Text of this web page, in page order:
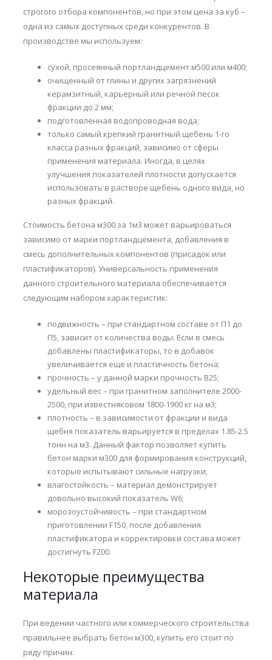
строгого отбора компонентов, но при этом цена за куб –
одна из самых доступных среди конкурентов. В
производстве мы используем:
сухой, просеянный портландцемент м500 или м400;
очищенный от глины и других загрязнений
керамзитный, карьерный или речной песок
фракции до 2 мм;
подготовленная водопроводная вода;
только самый крепкий гранитный щебень 1-го
класса разных фракций, зависимо от сферы
применения материала. Иногда, в целях
улучшения показателей плотности допускается
использовать в растворе щебень одного вида, но
разных фракций.
Стоимость бетона м300 за 1м3 может варьироваться
зависимо от марки портландцемента, добавления в
смесь дополнительных компонентов (присадок или
пластификаторов). Универсальность применения
данного строительного материала обеспечивается
следующим набором характеристик:
подвижность – при стандартном составе от П1 до
П5, зависит от количества воды. Если в смесь
добавлены пластификаторы, то в добавок
увеличивается еще и пластичность бетона;
прочность – у данной марки прочность В25;
удельный вес – при гранитном заполнителе 2000-
2500, при известняковом 1800-1900 кг на м3;
плотность – в зависимости от фракции и вида
щебня показатель варьируется в пределах 1.85-2.5
тонн на м3. Данный фактор позволяет купить
бетон марки м300 для формирования конструкций,
которые испытывают сильные нагрузки;
влагостойкость – материал демонстрирует
довольно высокий показатель W6;
морозоустойчивость – при стандартном
приготовлении F150, после добавления
пластификатора и корректировки состава может
достигнуть F200.
Некоторые преимущества
материала
При ведении частного или коммерческого строительства
правильнее выбрать бетон м300, купить его стоит по
ряду причин: